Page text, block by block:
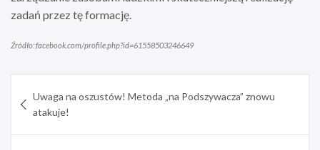
zadań przez tę formację.
Źródło: facebook.com/profile.php?id=61558503246649
wpisu
Uwaga na oszustów! Metoda „na Podszywacza” znowu
atakuje!